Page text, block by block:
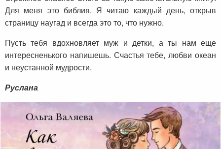
Для меня это библия. Я читаю каждый день, открыв
страницу наугад и всегда это то, что нужно.
Пусть тебя вдохновляет муж и детки, а ты нам еще
интересненького напишешь. Счастья тебе, любви океан
и неустанной мудрости.
Руслана